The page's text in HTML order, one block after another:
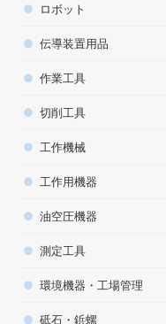
ロボット
伝導装置用品
作業工具
切削工具
工作機械
工作用機器
油空圧機器
測定工具
環境機器・工場管理
砥石・鋲螺